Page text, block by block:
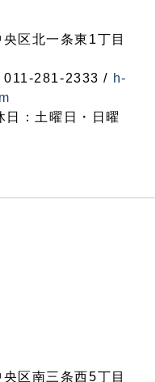
区北一条東1丁目
011-281-2333 / h-
：土曜日・日曜
区南三条西5丁目